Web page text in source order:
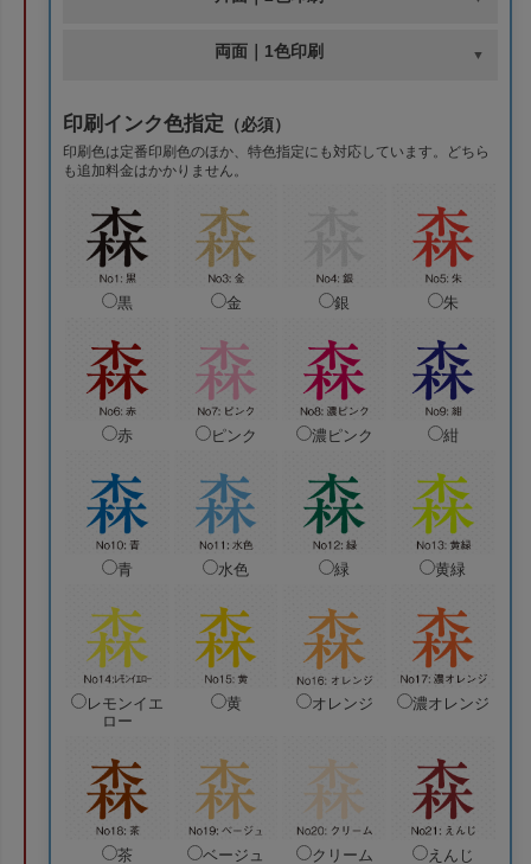
両面｜1色印刷
印刷インク色指定 （必須）
印刷色は定番印刷色のほか、特色指定にも対応しています。どちら
も追加料金はかかりません。
黒 金 銀 朱
赤 ピンク 濃ピンク 紺
青 水色 緑 黄緑
レモンイエ
ロー
黄 オレンジ 濃オレンジ
茶 ベージュ クリーム えんじ